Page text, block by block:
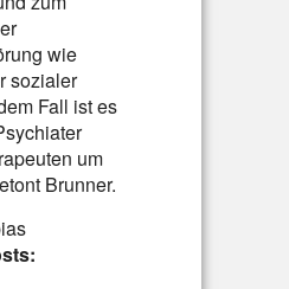
wie
sozialer
Fall ist es
um
Brunner.